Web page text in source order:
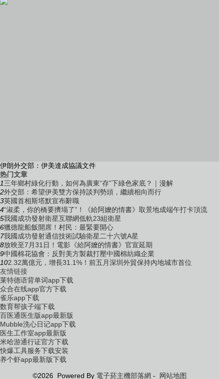
伊朗外交部：伊美達成協議文件
热门文章
1三年鄉村綠化行動，如何為廣東“存”下綠色家底？｜漫解
2外交部：希望伊美雙方保持談判勢頭，繼續相向而行
3英國首相斯塔默宣布辭職
4“淑柔，你的橋要擠塌了”！《給阿嬤的情書》取景地成端午打卡頂流
5我國成功發射衛星互聯網低軌23組衛星
6獵德龍船飯開席！村民：最緊要開心
7我國成功發射通信技術試驗衛星二十六號A星
8放映至7月31日！電影《給阿嬤的情書》官宣延期
9中國棉花協會：反對美方製裁打壓中國棉紡織企業
102.32萬億元，增長31.1%！前五月深圳外貿保持內地城市首位
友情链接
莱特德语背单词app下载
众合在线app官方下载
雀乐app下载
数育帮孩子端下载
百医通医生版app最新版
Mubble洗心日记app下载
医生工作室app最新版
米哈游通行证官方下载
快爆工具服务下载安装
养个虾app最新版下载
©2026 Powered By 電子菸主機部落網 - 网站地图